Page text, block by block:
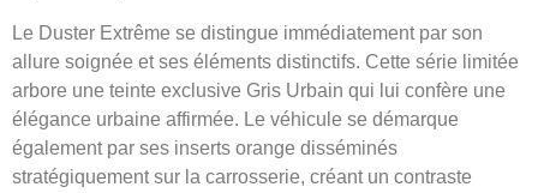
Le Duster Extrême se distingue immédiatement par son
allure soignée et ses éléments distinctifs. Cette série limitée
arbore une teinte exclusive Gris Urbain qui lui confère une
élégance urbaine affirmée. Le véhicule se démarque
également par ses inserts orange disséminés
stratégiquement sur la carrosserie, créant un contraste